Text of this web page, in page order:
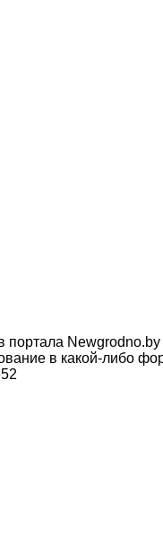
в какой-либо